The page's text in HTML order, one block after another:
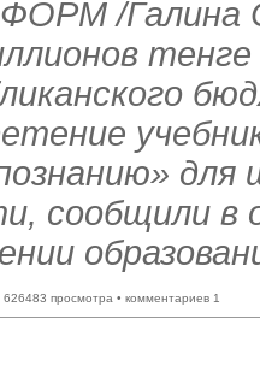
/Галина
тенге
для
сообщили в
626483 просмотра • комментариев 1